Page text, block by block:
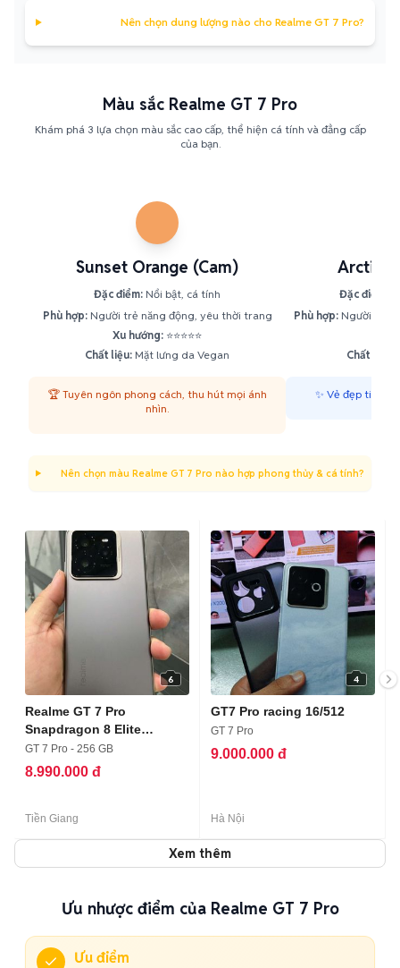
Nên chọn dung lượng nào cho Realme GT 7 Pro?
Màu sắc Realme GT 7 Pro
Khám phá 3 lựa chọn màu sắc cao cấp, thể hiện cá tính và đẳng cấp
của bạn.
Sunset Orange (Cam)
Đặc điểm: Nổi bật, cá tính
Phù hợp:Người trẻ năng động, yêu thời trang
Xu hướng: ⭐⭐⭐⭐⭐
Chất liệu: Mặt lưng da Vegan
🏆 Tuyên ngôn phong cách, thu hút mọi ánh
nhìn.
Arctic
Đặc điểm:
Phù hợp: Người yêu
Chất liệu:
✨ Vẻ đẹp tinh
Nên chọn màu Realme GT 7 Pro nào hợp phong thủy & cá tính?
6
Realme GT 7 Pro
Snapdragon 8 Elite
12GB/256GB Xám
GT 7 Pro - 256 GB
8.990.000 đ
Tiền Giang
4
GT7 Pro racing 16/512
GT 7 Pro
9.000.000 đ
Hà Nội
Xem thêm
Ưu nhược điểm của Realme GT 7 Pro
Ưu điểm